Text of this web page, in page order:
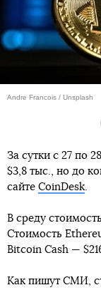
Andre Francois / Unsplash
За сутки с 27 по
$3,8 тыс., но до
сайте CoinDesk
В среду
Стоимость
Bitcoin Cash —
Как пишут СМИ,